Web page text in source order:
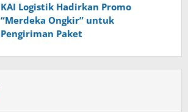
KAI Logistik Hadirkan Promo
“Merdeka Ongkir” untuk
Pengiriman Paket